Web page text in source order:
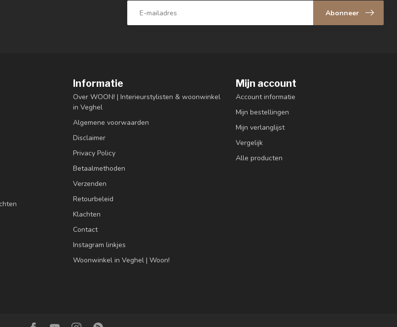
Abonneer
Informatie
Over WOON! | Interieurstylisten & woonwinkel
in Veghel
Algemene voorwaarden
Disclaimer
Privacy Policy
Betaalmethoden
Verzenden
Retourbeleid
Klachten
Contact
Instagram linkjes
Woonwinkel in Veghel | Woon!
Mijn account
Account informatie
Mijn bestellingen
Mijn verlanglijst
Vergelijk
Alle producten